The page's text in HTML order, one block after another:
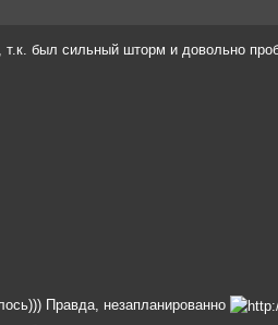
был сильный шторм и довольно
Правда, незапланированно